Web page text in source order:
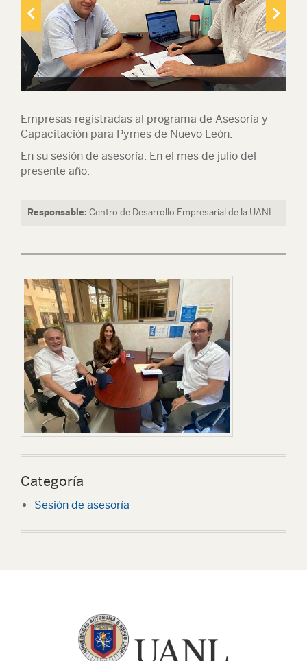
Empresas registradas al programa de Asesoría y
Capacitación para Pymes de Nuevo León.
En su sesión de asesoría. En el mes de julio del
presente año.
Responsable: Centro de Desarrollo Empresarial de la UANL
Categoría
Sesión de asesoría